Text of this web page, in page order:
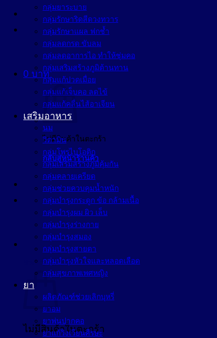
0 บาท
ไม่มีสินค้าในตะกร้า
กลับสู่หน้าร้านค้า
ตะกร้าสินค้า
ไม่มีสินค้าในตะกร้า
กลุ่มยาระบาย
กลุ่มรักษาริดสีดวงทวาร
กลุ่มรักษาแผล ฟกช้ำ
กลุ่มลดกรด ขับลม
กลุ่มลดอาการไอ ทำให้ชุ่มคอ
กลุ่มเสริมสร้างภูมิต้านทาน
กลุ่มแก้ปวดเมื่อย
กลุ่มแก้เจ็บคอ ลดไข้
กลุ่มแก้คลื่นไส้อาเจียน
เสริมอาหาร
นม
วิตามิน
กลุ่มโพรไบโอติก
กลุ่มเสริมสร้างภูมิคุ้มกัน
กลุ่มคลายเครียด
กลุ่มช่วยควบคุมน้ำหนัก
กลุ่มบำรุงกระดูก ข้อ กล้ามเนื้อ
กลุ่มบำรุงผม ผิว เล็บ
กลุ่มบำรุงร่างกาย
กลุ่มบำรุงสมอง
กลุ่มบำรุงสายตา
กลุ่มบำรุงหัวใจและหลอดเลือด
กลุ่มสุขภาพเพศหญิง
ยา
ผลิตภัณฑ์ช่วยเลิกบุหรี่
ยาอม
ยาพ่นปากคอ
ยาแก้วิงเวียนศีรษะ